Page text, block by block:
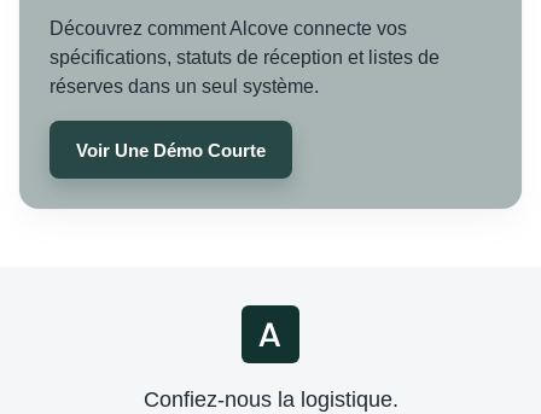
Découvrez comment Alcove connecte vos
spécifications, statuts de réception et listes de
réserves dans un seul système.
Voir Une Démo Courte
Confiez-nous la logistique.